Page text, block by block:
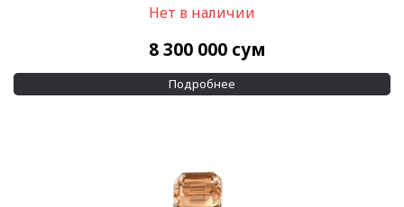
Нет в наличии
8 300 000 сум
Подробнее